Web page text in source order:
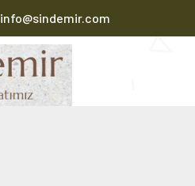
info@sindemir.com